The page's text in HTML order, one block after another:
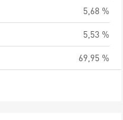
5,68 %
5,53 %
69,95 %